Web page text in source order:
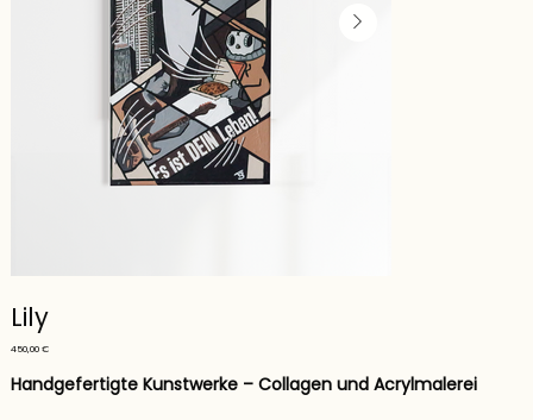
Lily
Preis
450,00 €
Handgefertigte Kunstwerke – Collagen und Acrylmalerei